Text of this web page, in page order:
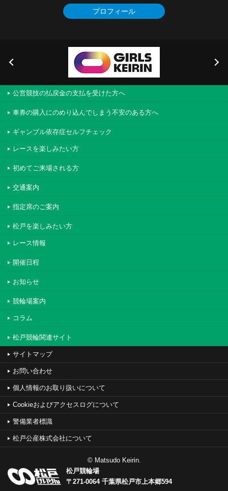
プロフィール
公営競技の払戻金の支払を受けた方へ
車券の購入にのめり込んでしまう不安のある方へ
ギャンブル依存症セルフチェック
レースを楽しみたい方
初めてご来場される方
交通案内
指定席のご案内
松戸を楽しみたい方
レース情報
開催日程
お知らせ
競輪場案内
コラム
松戸競輪関連サイト
サイトマップ
お問い合わせ
個人情報のお取り扱いについて
Cookieおよびアクセスログについて
警備業者標識
松戸公産株式会社について
© Matsudo Keirin.
松戸競輪場
〒271-0064 千葉県松戸市上本郷594